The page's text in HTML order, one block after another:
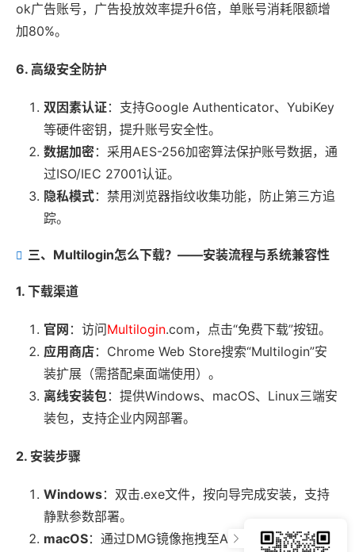
ok广告账号，广告投放效率提升6倍，单账号消耗限额增
加80%。
6. 高级安全防护
双因素认证：支持Google Authenticator、YubiKey
等硬件密钥，提升账号安全性。
数据加密：采用AES-256加密算法保护账号数据，通
过ISO/IEC 27001认证。
隐私模式：禁用浏览器指纹收集功能，防止第三方追
踪。
三、Multilogin怎么下载？——安装流程与系统兼容性
1. 下载渠道
官网 ：访问Multilogin.com，点击“免费下载”按钮。
应用商店：Chrome Web Store搜索“Multilogin”安
装扩展（需搭配桌面端使用）。
离线安装包：提供Windows、macOS、Linux三端安
装包，支持企业内网部署。
2. 安装步骤
Windows：双击.exe文件，按向导完成安装，支持
静默参数部署。
macOS：通过DMG镜像拖拽至Applications文件